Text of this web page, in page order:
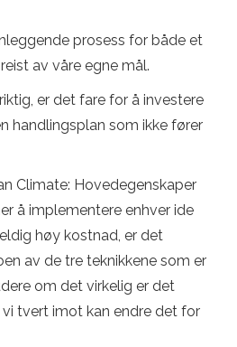
prosess for både et
av våre egne mål.
er det fare for å investere
handlingsplan som ikke fører
Climate: Hovedegenskaper
å implementere enhver ide
høy kostnad, er det
av de tre teknikkene som er
om det virkelig er det
vi tvert imot kan endre det for